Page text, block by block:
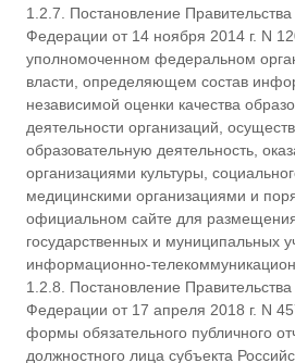
1.2.7. Постановление Правительства
Федерации от 14 ноября 2014 г. N
уполномоченном федеральном
власти, определяющем состав
независимой оценки качества
деятельности организаций,
образовательную деятельность,
организациями культуры,
медицинскими организациями и
официальном сайте для
государственных и муниципальных
информационно-
1.2.8. Постановление Правительства
Федерации от 17 апреля 2018 г. N
формы обязательного публичного
должностного лица субъекта